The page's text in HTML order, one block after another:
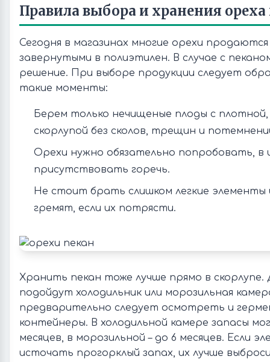
Правила выбора и хранения ореха
Сегодня в магазинах многие орехи
завернутыми в полиэтилен. В случае с
решение. При выборе продукции следует
такие моменты:
Берем только нечищеные плоды с
скорлупой без сколов, трещин и
Орехи нужно обязательно попробовать, в
присутствовать горечь.
Не стоит брать слишком легкие
гремят, если их потрясти.
Хранить пекан тоже лучше прямо в скорлупе.
подойдут холодильник или морозильная
предварительно следует осмотреть и
контейнеры. В холодильной камере запасы
месяцев, в морозильной – до 6 месяцев. Если
источать прогорклый запах, их лучше